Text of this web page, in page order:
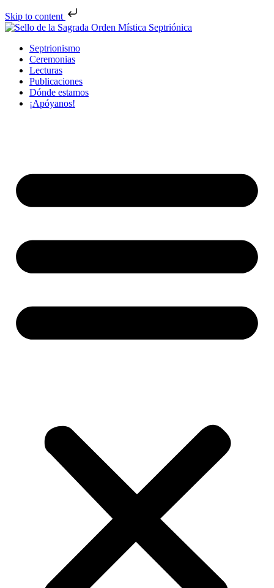
Skip to content
Septrionismo
Ceremonias
Lecturas
Publicaciones
Dónde estamos
¡Apóyanos!